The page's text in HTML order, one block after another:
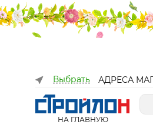
Выбрать АДРЕСА
НА ГЛАВНУЮ